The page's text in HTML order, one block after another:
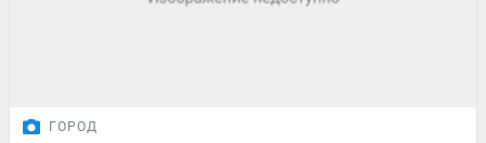
ГОРОД